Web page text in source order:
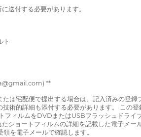
送付する必要があります。
ト
**
は宅配便で提出する場合は、記入済みの登
術的詳細も添付する必要があります。 こ
ルムをDVDまたはUSBフラッシュドライ
たショートフィルムの詳細を記載した電
を電子メールで確認します。